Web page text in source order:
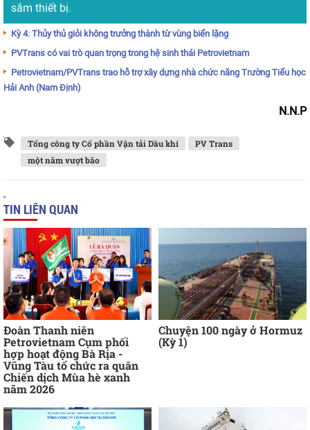
sắm thiết bị.
Kỳ 4: Thủy thủ giỏi không trưởng thành từ vùng biển lặng
PVTrans có vai trò quan trọng trong hệ sinh thái Petrovietnam
Petrovietnam/PVTrans trao hỗ trợ xây dựng nhà chức năng Trường Tiểu học
Hải Anh (Nam Định)
N.N.P
Tổng công ty Cổ phần Vận tải Dầu khí
PV Trans
một năm vượt bão
TIN LIÊN QUAN
Đoàn Thanh niên
Petrovietnam Cụm phối
hợp hoạt động Bà Rịa -
Vũng Tàu tổ chức ra quân
Chiến dịch Mùa hè xanh
năm 2026
Chuyện 100 ngày ở Hormuz
(Kỳ 1)